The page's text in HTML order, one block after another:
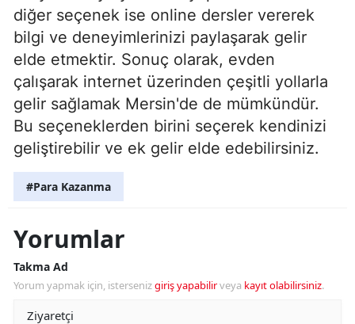
diğer seçenek ise online dersler vererek
bilgi ve deneyimlerinizi paylaşarak gelir
elde etmektir. Sonuç olarak, evden
çalışarak internet üzerinden çeşitli yollarla
gelir sağlamak Mersin'de de mümkündür.
Bu seçeneklerden birini seçerek kendinizi
geliştirebilir ve ek gelir elde edebilirsiniz.
#Para Kazanma
Yorumlar
Takma Ad
Yorum yapmak için, istersenizgiriş yapabilirveya kayıt olabilirsiniz.